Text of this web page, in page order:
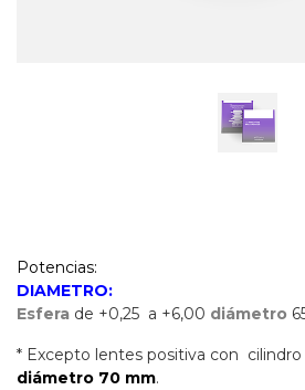
Potencias:
DIAMETRO:
Esfera de +0,25 a +6,00 diámetro
* Excepto lentes positiva con cilindro
diámetro 70 mm.